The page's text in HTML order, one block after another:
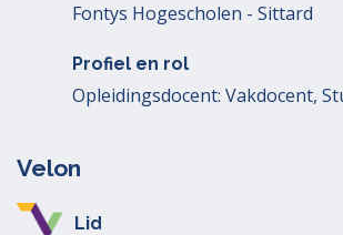
Fontys Hogescholen - Sittard
Profiel en rol
Opleidingsdocent: Vakdocent,
Velon
Lid